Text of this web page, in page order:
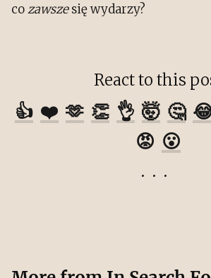
cozawszesię wydarzy?
React to this
👍 ❤️ 🫶 👏 👌 🤯 🤔
😡 😮